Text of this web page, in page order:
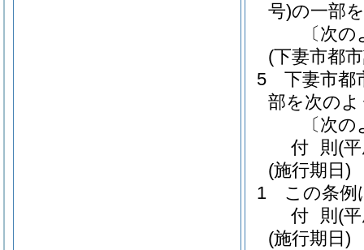
号)の一部
〔次
(下妻市都
5
下妻市都
部を次の
〔次
付 則 (
(施行期日)
1
この条例
付 則 (
(施行期日)